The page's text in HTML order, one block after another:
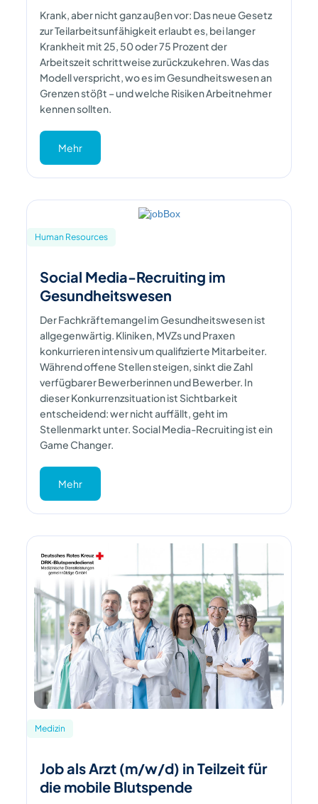
Krank, aber nicht ganz außen vor: Das neue Gesetz
zur Teilarbeitsunfähigkeit erlaubt es, bei langer
Krankheit mit 25, 50 oder 75 Prozent der
Arbeitszeit schrittweise zurückzukehren. Was das
Modell verspricht, wo es im Gesundheitswesen an
Grenzen stößt – und welche Risiken Arbeitnehmer
kennen sollten.
Mehr
Human Resources
Social Media-Recruiting im
Gesundheitswesen
Der Fachkräftemangel im Gesundheitswesen ist
allgegenwärtig. Kliniken, MVZs und Praxen
konkurrieren intensiv um qualifizierte Mitarbeiter.
Während offene Stellen steigen, sinkt die Zahl
verfügbarer Bewerberinnen und Bewerber. In
dieser Konkurrenzsituation ist Sichtbarkeit
entscheidend: wer nicht auffällt, geht im
Stellenmarkt unter. Social Media-Recruiting ist ein
Game Changer.
Mehr
Medizin
Job als Arzt (m/w/d) in Teilzeit für
die mobile Blutspende